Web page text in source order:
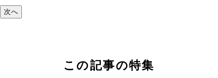
次へ
この記事の特集